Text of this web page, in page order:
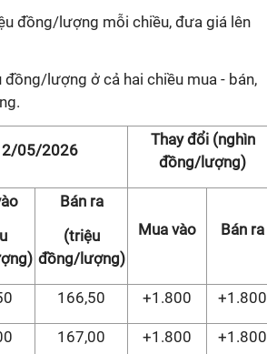
đồng/lượng mỗi chiều, đưa giá lên
lượng ở cả hai chiều mua - bán,
05/2026
Thay đổi (nghìn
đồng/lượng)
Bán ra
(triệu
đồng/lượng)
Mua vào Bán ra
166,50 +1.800 +1.800
167,00 +1.800 +1.800